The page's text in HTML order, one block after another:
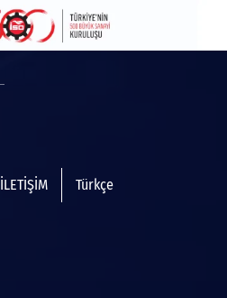
İLETİŞİM Türkçe